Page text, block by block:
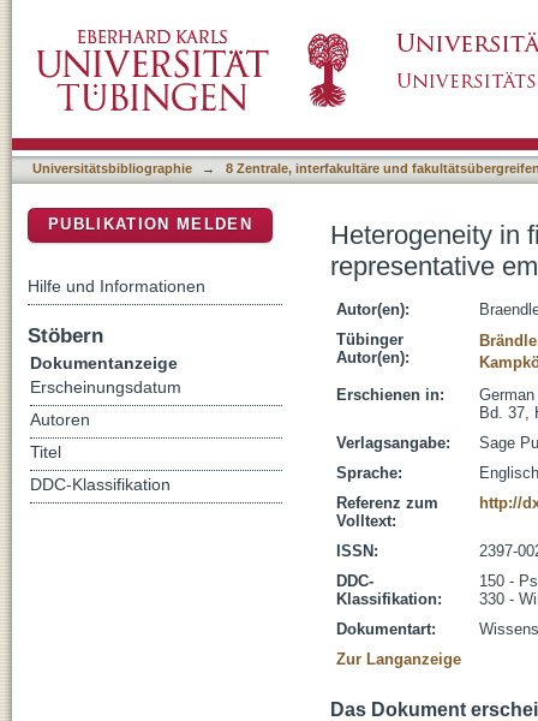
Universitätsbibliographie → 8 Zentrale, interfakultäre und
Heterogeneity in
representative
Autor(en):
Tübinger
Autor(en):
Erschienen in:
Bd. 37,
Verlagsangabe:
Sage
Sprache:
Englisch
Referenz zum
Volltext:
http://
ISSN:
2397-
DDC-
Klassifikation:
150 -
330 -
Dokumentart:
Zur Langanzeige
Das Dokument
PUBLIKATION MELDEN
Hilfe und Informationen
Stöbern
Dokumentanzeige
Erscheinungsdatum
Autoren
Titel
DDC-Klassifikation